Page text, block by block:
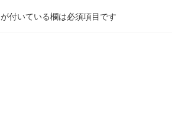
が付いている欄は必須項目です